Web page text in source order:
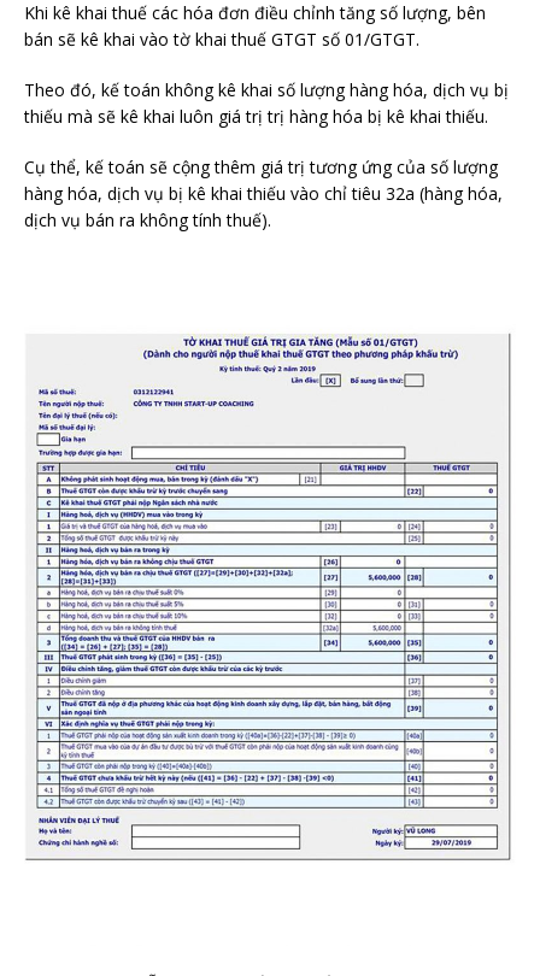
Khi kê khai thuế các hóa đơn điều chỉnh tăng số lượng, bên
bán sẽ kê khai vào tờ khai thuế GTGT số 01/GTGT.
Theo đó, kế toán không kê khai số lượng hàng hóa, dịch vụ bị
thiếu mà sẽ kê khai luôn giá trị trị hàng hóa bị kê khai thiếu.
Cụ thể, kế toán sẽ cộng thêm giá trị tương ứng của số lượng
hàng hóa, dịch vụ bị kê khai thiếu vào chỉ tiêu 32a (hàng hóa,
dịch vụ bán ra không tính thuế).